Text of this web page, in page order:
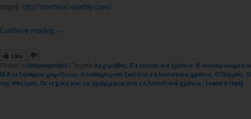
πηγή: http://tetartitaxi.weebly.com/
Continue reading →
Like
Posted in Uncategorized | Tagged Αρχιμήδης Ελληνιστικά χρόνια Η αυτοκρατορία
Μ.Αλεξάνδρου χωρίζεται Η καθημερινή ζωή στα ελληνιστικά χρόνια Ο Πύρρος.
της Ηπείρου Οι τέχνες και τα γράμματα στα ελληνιστικά χρόνια | Leave a reply